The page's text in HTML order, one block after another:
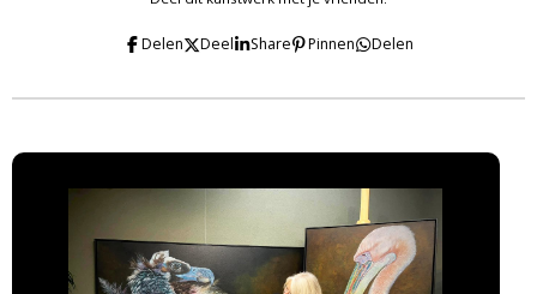
Delen Deel Share Pinnen Delen